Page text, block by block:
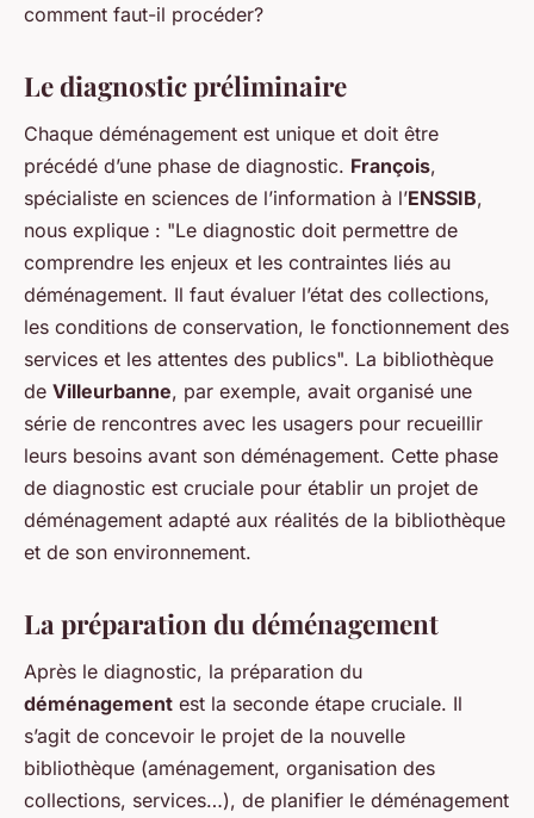
comment faut-il procéder?
Le diagnostic préliminaire
Chaque déménagement est unique et doit être
précédé d’une phase de diagnostic. François,
spécialiste en sciences de l’information à l’ENSSIB,
nous explique : "Le diagnostic doit permettre de
comprendre les enjeux et les contraintes liés au
déménagement. Il faut évaluer l’état des collections,
les conditions de conservation, le fonctionnement des
services et les attentes des publics". La bibliothèque
de Villeurbanne, par exemple, avait organisé une
série de rencontres avec les usagers pour recueillir
leurs besoins avant son déménagement. Cette phase
de diagnostic est cruciale pour établir un projet de
déménagement adapté aux réalités de la bibliothèque
et de son environnement.
La préparation du déménagement
Après le diagnostic, la préparation du
déménagement est la seconde étape cruciale. Il
s’agit de concevoir le projet de la nouvelle
bibliothèque (aménagement, organisation des
collections, services…), de planifier le déménagement